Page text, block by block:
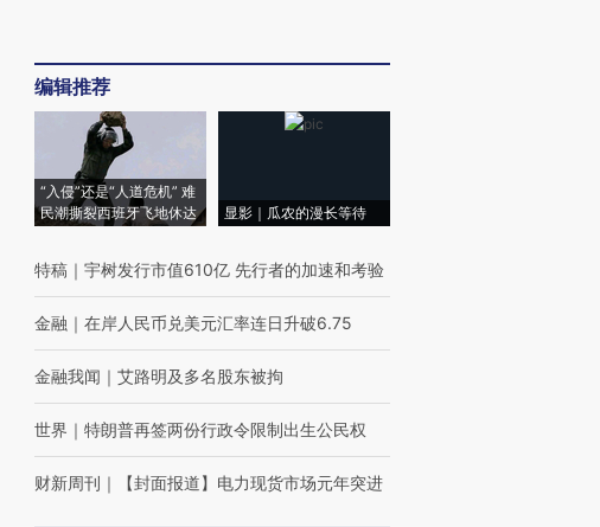
编辑推荐
“入侵”还是“人道危机” 难
民潮撕裂西班牙飞地休达
显影｜瓜农的漫长等待
特稿 ｜ 宇树发行市值610亿 先行者的加速和考验
金融 ｜ 在岸人民币兑美元汇率连日升破6.75
金融我闻 ｜ 艾路明及多名股东被拘
世界 ｜ 特朗普再签两份行政令限制出生公民权
财新周刊 ｜ 【封面报道】电力现货市场元年突进